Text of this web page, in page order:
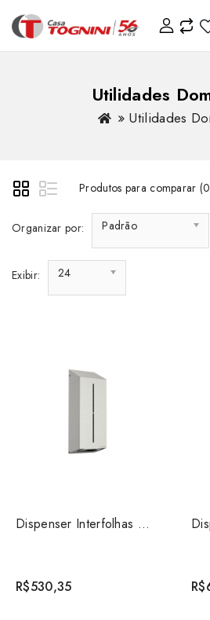
Utilidades
Utilidades
Produtos para comparar
Organizar por: Padrão
Exibir: 24
Dispenser Interfolhas em Aço Inox Tramontina
R$530,35